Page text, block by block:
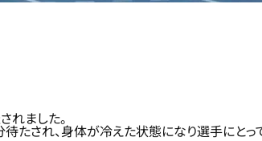
れました。
たされ、身体が冷えた状態になり選手にと